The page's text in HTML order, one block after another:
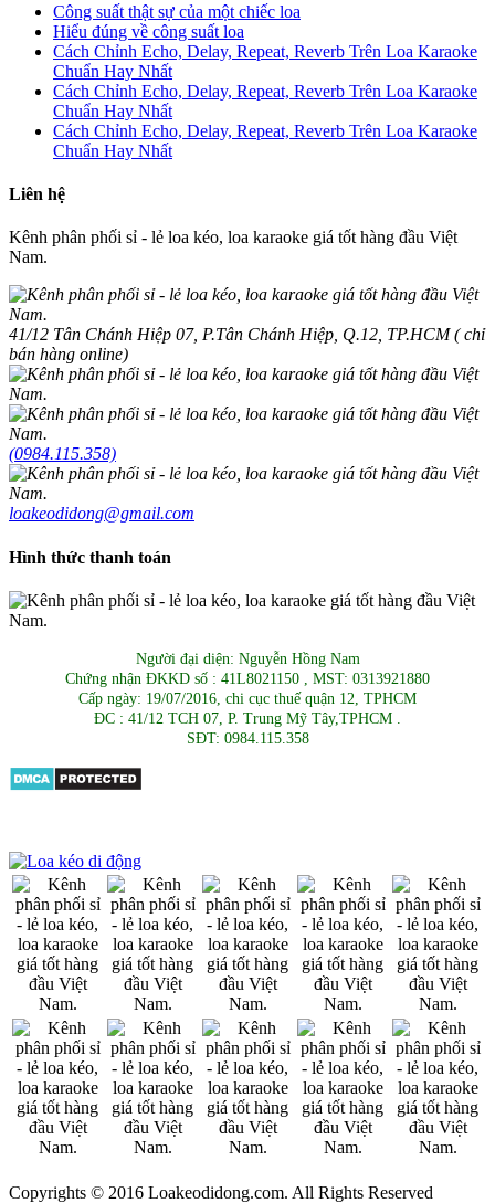
Công suất thật sự của một chiếc loa
Hiểu đúng về công suất loa
Cách Chỉnh Echo, Delay, Repeat, Reverb Trên Loa Karaoke
Chuẩn Hay Nhất
Cách Chỉnh Echo, Delay, Repeat, Reverb Trên Loa Karaoke
Chuẩn Hay Nhất
Cách Chỉnh Echo, Delay, Repeat, Reverb Trên Loa Karaoke
Chuẩn Hay Nhất
Liên hệ
Kênh phân phối sỉ - lẻ loa kéo, loa karaoke giá tốt hàng đầu Việt
Nam.
41/12 Tân Chánh Hiệp 07, P.Tân Chánh Hiệp, Q.12, TP.HCM ( chỉ
bán hàng online)
(0984.115.358)
loakeodidong@gmail.com
Hình thức thanh toán
Người đại diện: Nguyễn Hồng Nam
Chứng nhận ĐKKD số : 41L8021150 , MST: 0313921880
Cấp ngày: 19/07/2016, chi cục thuế quận 12, TPHCM
ĐC : 41/12 TCH 07, P. Trung Mỹ Tây,TPHCM .
SĐT: 0984.115.358
Copyrights © 2016 Loakeodidong.com. All Rights Reserved